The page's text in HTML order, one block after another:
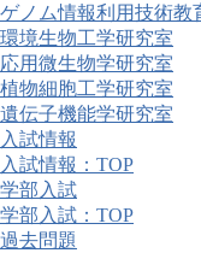
ゲノム情報利用技術教
環境生物工学研究室
応用微生物学研究室
植物細胞工学研究室
遺伝子機能学研究室
入試情報
入試情報：TOP
学部入試
学部入試：TOP
過去問題